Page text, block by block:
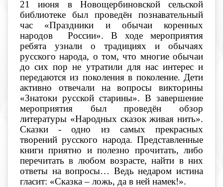
21 июня в Новощербиновской сельской
библиотеке был проведён познавательный
час «Праздники и обычаи коренных
народов России». В ходе мероприятия
ребята узнали о традициях и обычаях
русского народа, о том, что многие обычаи
до сих пор не утратили для нас интерес и
передаются из поколения в поколение. Дети
активно отвечали на вопросы викторины
«Знатоки русской старины». В завершение
мероприятия был проведён обзор
литературы «Народных сказок живая нить».
Сказки - одно из самых прекрасных
творений русского народа. Представленные
книги приятно и полезно прочитать, либо
перечитать в любом возрасте, найти в них
ответы на вопросы… Ведь недаром истина
гласит: «Сказка – ложь, да в ней намек!».